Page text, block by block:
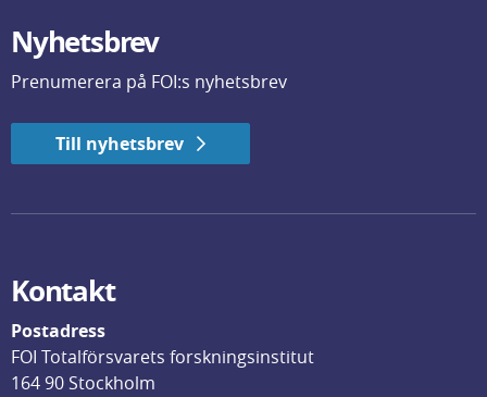
Nyhetsbrev
Prenumerera på FOI:s nyhetsbrev
Till nyhetsbrev
Kontakt
Postadress
FOI Totalförsvarets forskningsinstitut
164 90 Stockholm